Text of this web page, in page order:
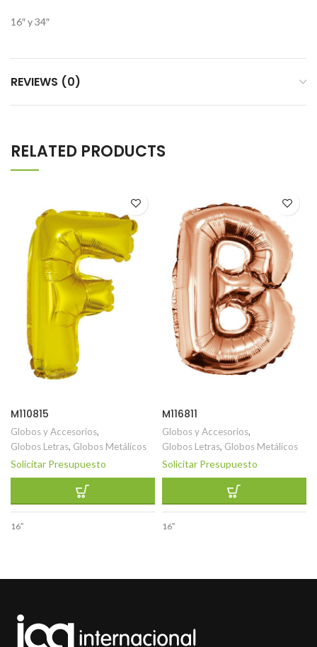
16″ y 34″
REVIEWS (0)
RELATED PRODUCTS
M110815
Globos y Accesorios,
Globos Letras, Globos Metálicos
Solicitar Presupuesto
16″
M116811
Globos y Accesorios,
Globos Letras, Globos Metálicos
Solicitar Presupuesto
16″